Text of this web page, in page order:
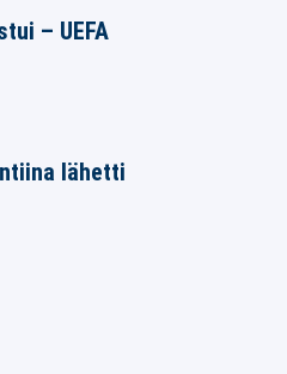
– UEFA
lähetti